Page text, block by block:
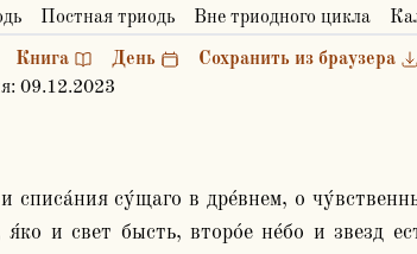
Постная триодь Вне триодного цикла
Книга День Сохранить из браузера
09.12.2023
и свет бысть, второ́е не́бо и звезд